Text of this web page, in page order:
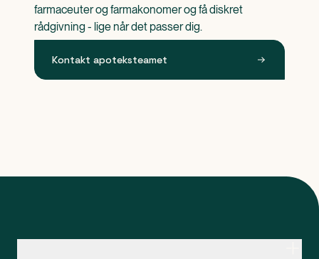
farmaceuter og farmakonomer og få diskret
rådgivning - lige når det passer dig.
Kontakt apoteksteamet